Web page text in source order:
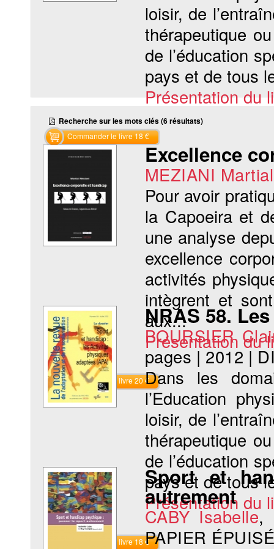
loisir, de
thérapeutique
de l’éducation
pays et de tous
Présentation du
Commander le livre 18 €
Recherche sur les mots clés (6 résultats)
Excellence
MEZIANI Martial
Pour avoir
la Capoeira et
une analyse
excellence
activités
intègrent et
aux...
Présentation du
Commander le livre 20 €
NRAS 58.
BOURSIER
pages|2012|
Dans les
l’Education
loisir, de
thérapeutique
de l’éducation
pays et de tous
Présentation du
Commander le livre 18 €
Sport et
autrement
CABY Isabelle,
PAPIER